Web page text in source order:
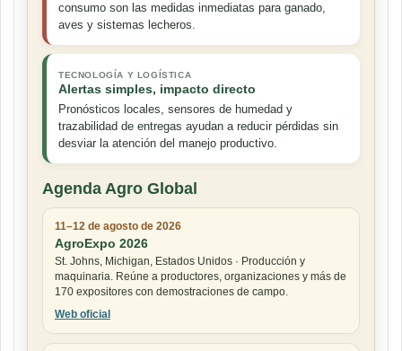
consumo son las medidas inmediatas para ganado,
aves y sistemas lecheros.
TECNOLOGÍA Y LOGÍSTICA
Alertas simples, impacto directo
Pronósticos locales, sensores de humedad y
trazabilidad de entregas ayudan a reducir pérdidas sin
desviar la atención del manejo productivo.
Agenda Agro Global
11–12 de agosto de 2026
AgroExpo 2026
St. Johns, Michigan, Estados Unidos · Producción y
maquinaria. Reúne a productores, organizaciones y más de
170 expositores con demostraciones de campo.
Web oficial